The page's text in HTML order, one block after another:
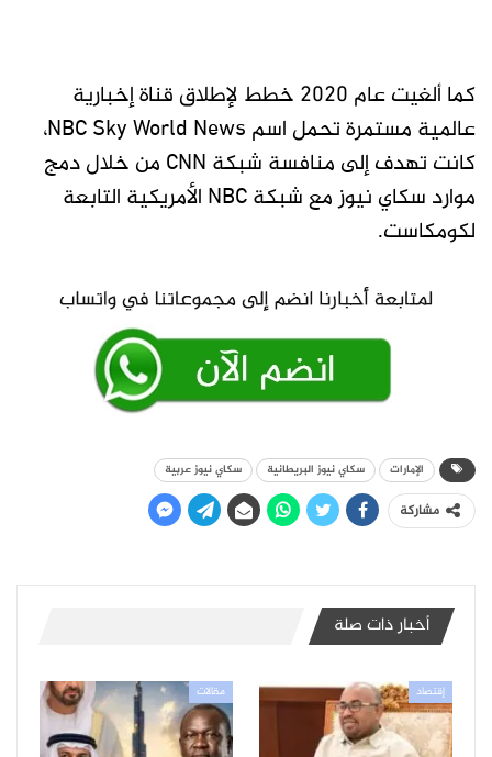
كما ألغيت عام 2020 خطط لإطلاق قناة إخبارية
عالمية مستمرة تحمل اسم NBC Sky World News،
كانت تهدف إلى منافسة شبكة CNN من خلال دمج
موارد سكاي نيوز مع شبكة NBC الأمريكية التابعة
لكومكاست.
الإمارات سكاي نيوز البريطانية سكاي نيوز عربية
مشاركة
أخبار ذات صلة
إقتصاد مقالات